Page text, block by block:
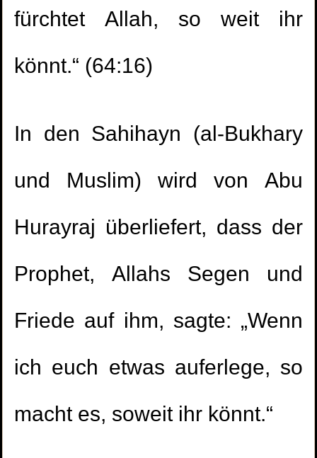
fürchtet Allah, so weit ihr
könnt.“ (64:16)
In den Sahihayn (al-Bukhary
und Muslim) wird von Abu
Hurayraj überliefert, dass der
Prophet, Allahs Segen und
Friede auf ihm, sagte: „Wenn
ich euch etwas auferlege, so
macht es, soweit ihr könnt.“